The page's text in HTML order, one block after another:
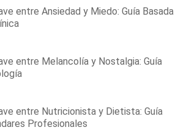
entre Ansiedad y Miedo: Guía Basada
entre Melancolía y Nostalgia: Guía
entre Nutricionista y Dietista: Guía
Profesionales